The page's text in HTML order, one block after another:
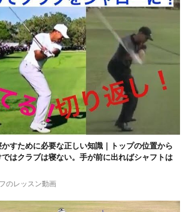
すために必要な正しい知識｜トップの位置から
はクラブは寝ない。手が前に出ればシャフトは
のレッスン動画